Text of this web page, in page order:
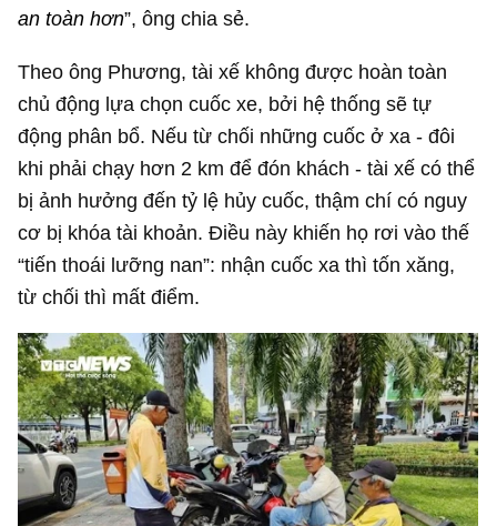
an toàn hơn”, ông chia sẻ.
Theo ông Phương, tài xế không được hoàn toàn
chủ động lựa chọn cuốc xe, bởi hệ thống sẽ tự
động phân bổ. Nếu từ chối những cuốc ở xa - đôi
khi phải chạy hơn 2 km để đón khách - tài xế có thể
bị ảnh hưởng đến tỷ lệ hủy cuốc, thậm chí có nguy
cơ bị khóa tài khoản. Điều này khiến họ rơi vào thế
“tiến thoái lưỡng nan”: nhận cuốc xa thì tốn xăng,
từ chối thì mất điểm.